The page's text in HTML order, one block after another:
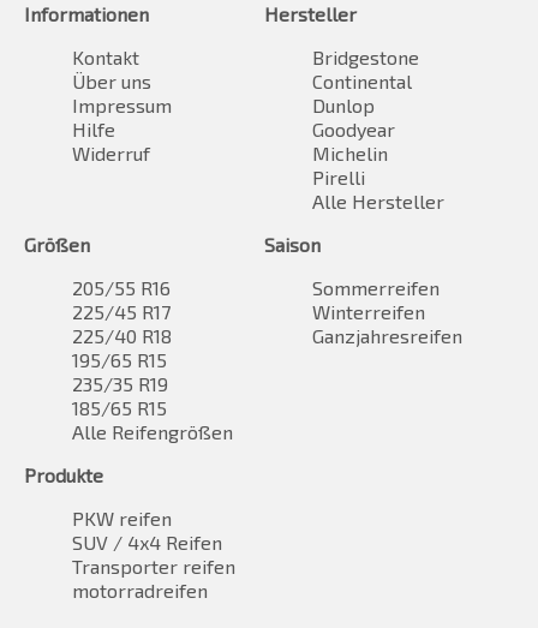
Informationen
Kontakt
Über uns
Impressum
Hilfe
Widerruf
Hersteller
Bridgestone
Continental
Dunlop
Goodyear
Michelin
Pirelli
Alle Hersteller
Größen
205/55 R16
225/45 R17
225/40 R18
195/65 R15
235/35 R19
185/65 R15
Alle Reifengrößen
Saison
Sommerreifen
Winterreifen
Ganzjahresreifen
Produkte
PKW reifen
SUV / 4x4 Reifen
Transporter reifen
motorradreifen